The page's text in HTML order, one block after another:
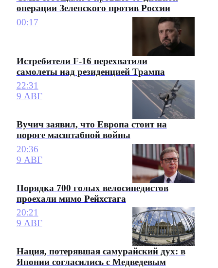
операции Зеленского против России
00:17
Истребители F-16 перехватили
самолеты над резиденцией Трампа
22:31
9 АВГ
Вучич заявил, что Европа стоит на
пороге масштабной войны
20:36
9 АВГ
Порядка 700 голых велосипедистов
проехали мимо Рейхстага
20:21
9 АВГ
Нация, потерявшая самурайский дух: в
Японии согласились с Медведевым